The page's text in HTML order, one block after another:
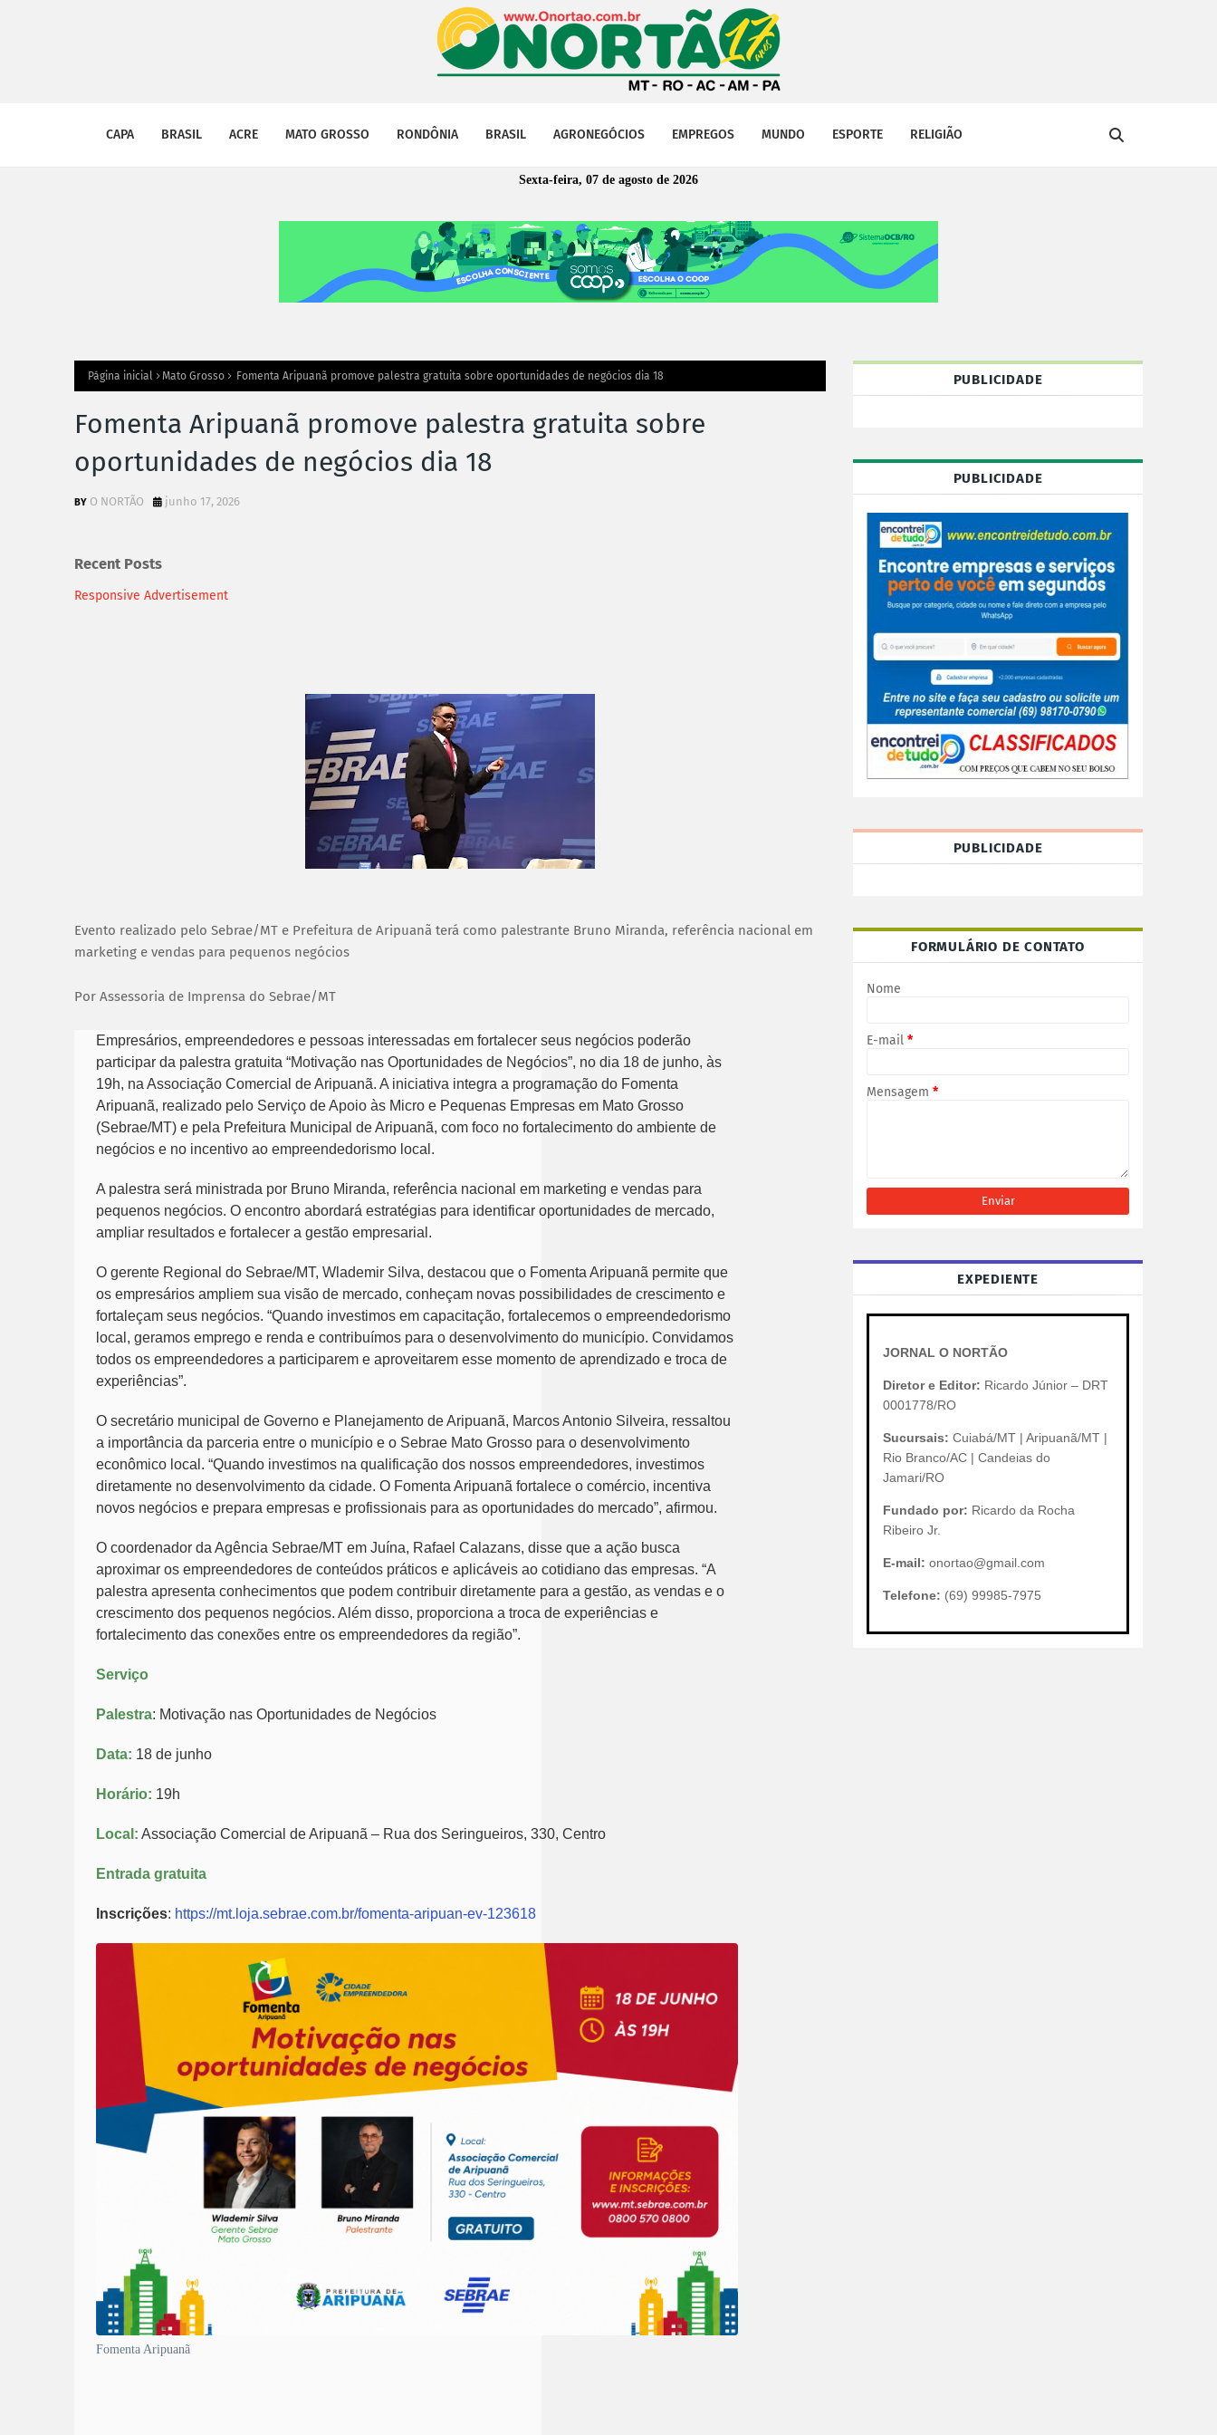
CAPA BRASIL ACRE MATO GROSSO RONDÔNIA BRASIL AGRONEGÓCIOS EMPREGOS MUNDO ESPORTE RELIGIÃO
Sexta-feira, 07 de agosto de 2026
Página inicial Mato Grosso Fomenta Aripuanã promove palestra gratuita sobre oportunidades de negócios dia 18
Fomenta Aripuanã promove palestra gratuita sobre
oportunidades de negócios dia 18
O NORTÃO junho 17, 2026
Recent Posts
Responsive Advertisement
Evento realizado pelo Sebrae/MT e Prefeitura de Aripuanã terá como palestrante Bruno Miranda, referência nacional em
marketing e vendas para pequenos negócios
Por Assessoria de Imprensa do Sebrae/MT
Empresários, empreendedores e pessoas interessadas em fortalecer seus negócios poderão
participar da palestra gratuita “Motivação nas Oportunidades de Negócios”, no dia 18 de junho, às
19h, na Associação Comercial de Aripuanã. A iniciativa integra a programação do Fomenta
Aripuanã, realizado pelo Serviço de Apoio às Micro e Pequenas Empresas em Mato Grosso
(Sebrae/MT) e pela Prefeitura Municipal de Aripuanã, com foco no fortalecimento do ambiente de
negócios e no incentivo ao empreendedorismo local.
A palestra será ministrada por Bruno Miranda, referência nacional em marketing e vendas para
pequenos negócios. O encontro abordará estratégias para identificar oportunidades de mercado,
ampliar resultados e fortalecer a gestão empresarial.
O gerente Regional do Sebrae/MT, Wlademir Silva, destacou que o Fomenta Aripuanã permite que
os empresários ampliem sua visão de mercado, conheçam novas possibilidades de crescimento e
fortaleçam seus negócios. “Quando investimos em capacitação, fortalecemos o empreendedorismo
local, geramos emprego e renda e contribuímos para o desenvolvimento do município. Convidamos
todos os empreendedores a participarem e aproveitarem esse momento de aprendizado e troca de
experiências”.
O secretário municipal de Governo e Planejamento de Aripuanã, Marcos Antonio Silveira, ressaltou
a importância da parceria entre o município e o Sebrae Mato Grosso para o desenvolvimento
econômico local. “Quando investimos na qualificação dos nossos empreendedores, investimos
diretamente no desenvolvimento da cidade. O Fomenta Aripuanã fortalece o comércio, incentiva
novos negócios e prepara empresas e profissionais para as oportunidades do mercado”, afirmou.
O coordenador da Agência Sebrae/MT em Juína, Rafael Calazans, disse que a ação busca
aproximar os empreendedores de conteúdos práticos e aplicáveis ao cotidiano das empresas. “A
palestra apresenta conhecimentos que podem contribuir diretamente para a gestão, as vendas e o
crescimento dos pequenos negócios. Além disso, proporciona a troca de experiências e
fortalecimento das conexões entre os empreendedores da região”.
Serviço
Palestra: Motivação nas Oportunidades de Negócios
Data: 18 de junho
Horário: 19h
Local: Associação Comercial de Aripuanã – Rua dos Seringueiros, 330, Centro
Entrada gratuita
Inscrições: https://mt.loja.sebrae.com.br/fomenta-aripuan-ev-123618
Fomenta Aripuanã
PUBLICIDADE
PUBLICIDADE
PUBLICIDADE
FORMULÁRIO DE CONTATO
Nome
E-mail *
Mensagem *
EXPEDIENTE
JORNAL O NORTÃO
Diretor e Editor: Ricardo Júnior – DRT
0001778/RO
Sucursais: Cuiabá/MT | Aripuanã/MT |
Rio Branco/AC | Candeias do
Jamari/RO
Fundado por: Ricardo da Rocha
Ribeiro Jr.
E-mail: onortao@gmail.com
Telefone: (69) 99985-7975